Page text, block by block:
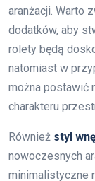
aranżacji. Warto
dodatków, aby
rolety będą
natomiast w
można postawić
charakteru
Również styl
nowoczesnych
minimalistyczne